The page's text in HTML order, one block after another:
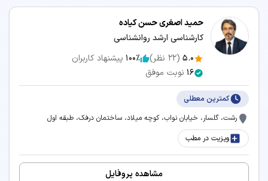
حمید اصغری حسن کیاده
کارشناسی ارشد روانشناسی
5.0
(
22 نظر) 100٪ پیشنهاد کاربران
16 نوبت موفق
کمترین معطلی
رشت، گلسار، خیابان نواب، کوچه میلاد، ساختمان درفک، طبقه اول
ویزیت در مطب
مشاهده پروفایل